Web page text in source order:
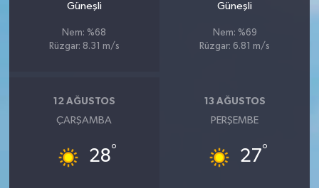
Güneşli
Nem: %68
Rüzgar: 8.31 m/s
Güneşli
Nem: %69
Rüzgar: 6.81 m/s
12 AĞUSTOS
ÇARŞAMBA
28°
13 AĞUSTOS
PERŞEMBE
27°